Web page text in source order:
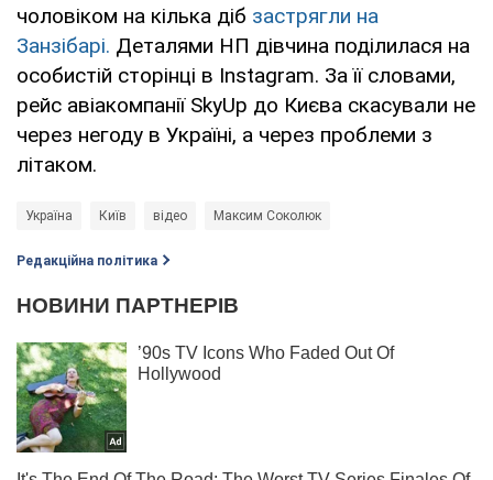
чоловіком на кілька діб застрягли на
Занзібарі. Деталями НП дівчина поділилася на
особистій сторінці в Instagram. За її словами,
рейс авіакомпанії SkyUp до Києва скасували не
через негоду в Україні, а через проблеми з
літаком.
Україна Київ відео Максим Соколюк
Редакційна політика